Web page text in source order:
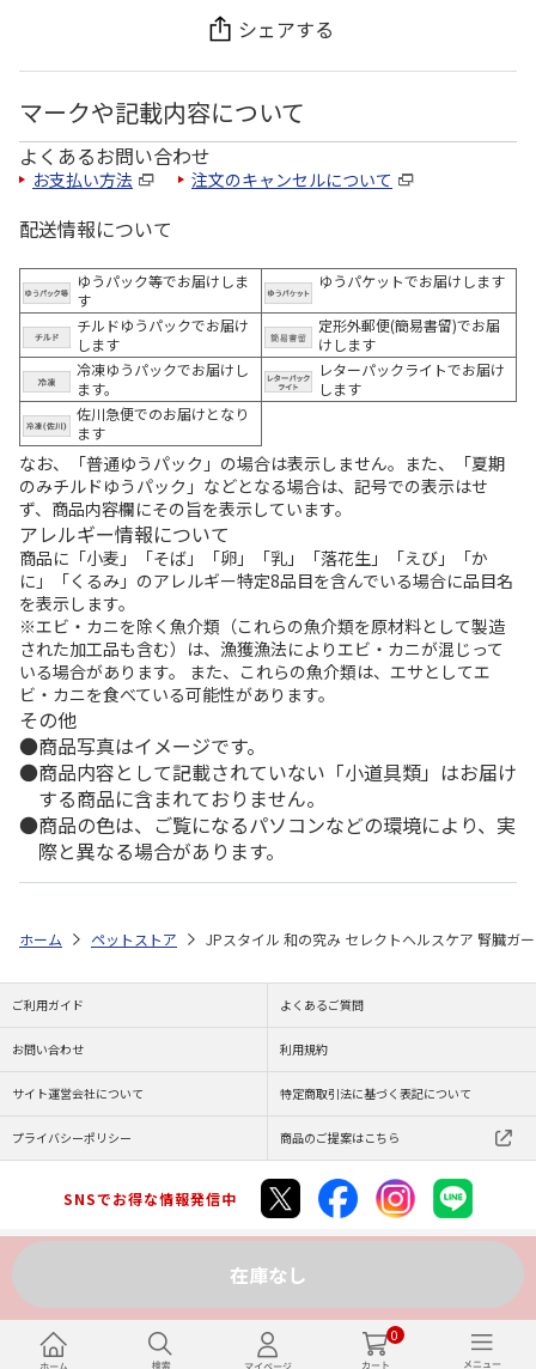
0
シェアする
マークや記載内容について
よくあるお問い合わせ
お支払い方法 注文のキャンセルについて
配送情報について
ゆうパック等でお届けしま
す
ゆうパケットでお届けします
チルドゆうパックでお届け
します
定形外郵便(簡易書留)でお届
けします
冷凍ゆうパックでお届けし
ます。
レターパックライトでお届け
します
佐川急便でのお届けとなり
ます
なお、「普通ゆうパック」の場合は表示しません。また、「夏期
のみチルドゆうパック」などとなる場合は、記号での表示はせ
ず、商品内容欄にその旨を表示しています。
アレルギー情報について
商品に「小麦」「そば」「卵」「乳」「落花生」「えび」「か
に」「くるみ」のアレルギー特定8品目を含んでいる場合に品目名
を表示します。
※エビ・カニを除く魚介類（これらの魚介類を原材料として製造
された加工品も含む）は、漁獲漁法によりエビ・カニが混じって
いる場合があります。 また、これらの魚介類は、エサとしてエ
ビ・カニを食べている可能性があります。
その他
商品写真はイメージです。
商品内容として記載されていない「小道具類」はお届け
する商品に含まれておりません。
商品の色は、ご覧になるパソコンなどの環境により、実
際と異なる場合があります。
在庫なし
ホーム ペットストア JPスタイル 和の究み セレクトヘルスケア 腎臓ガ
ご利用ガイド よくあるご質問
お問い合わせ 利用規約
サイト運営会社について 特定商取引法に基づく表記について
プライバシーポリシー 商品のご提案はこちら
SNSでお得な情報発信中